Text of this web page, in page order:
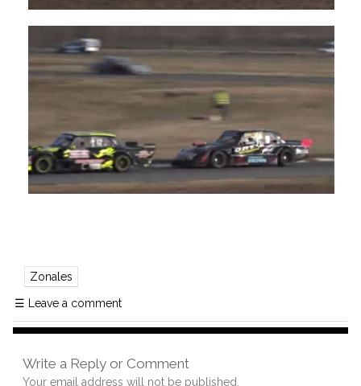
Zonales
☰ Leave a comment
Write a Reply or Comment
Your email address will not be published.